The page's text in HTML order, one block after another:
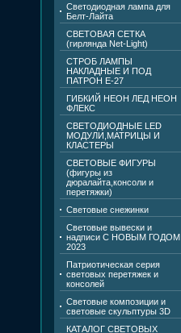
Светодиодная лампа для
Белт-Лайта
CВЕТОВАЯ СЕТКА
(гирлянда Net-Light)
СТРОБ ЛАМПЫ
НАКЛАДНЫЕ И ПОД
ПАТРОН Е-27
ГИБКИЙ НЕОН ЛЕД НЕОН
ФЛЕКС
СВЕТОДИОДНЫЕ LED
МОДУЛИ,МАТРИЦЫ И
КЛАСТЕРЫ
СВЕТОВЫЕ ФИГУРЫ
(фигуры из
дюралайта,консоли и
перетяжки)
Световые снежинки
Световые вывески и
надписи С НОВЫМ ГОДОМ
2023
Патриотическая серия
световых перетяжек и
консолей
Световые композиции и
световые скульптуры 3D
КАТАЛОГ СВЕТОВЫХ